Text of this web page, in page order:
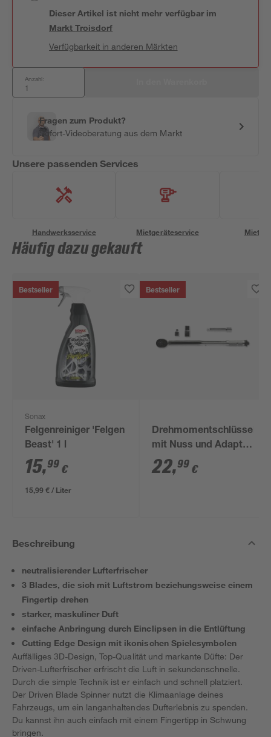
Dieser Artikel ist nicht mehr verfügbar im
MarktTroisdorf
Verfügbarkeit in anderen Märkten
Anzahl:
Fragen zum Produkt?
Sofort-Videoberatung aus dem Markt
Unsere passenden Services
Handwerksservice Mietgeräteservice
Häufig dazu gekauft
Bestseller
Sonax
Felgenreiniger 'Felgen
Beast' 1 l
15,99 €
15,99 € / Liter
Bestseller
Drehmomentschlüssel
mit Nuss und Adapter
1/2"
22,99 €
Beschreibung
neutralisierender Lufterfrischer
3 Blades, die sich mit Luftstrom beziehungsweise einem
Fingertip drehen
starker, maskuliner Duft
einfache Anbringung durch Einclipsen in die Entlüftung
Cutting Edge Design mit ikonischen Spielesymbolen
Auffälliges 3D-Design, Top-Qualität und markante Düfte: Der
Driven-Lufterfrischer erfrischt die Luft in sekundenschnelle.
Durch die simple Technik ist er einfach und schnell platziert.
Der Driven Blade Spinner nutzt die Klimaanlage deines
Fahrzeugs, um ein langanhaltendes Dufterlebnis zu spenden.
Du kannst ihn auch einfach mit einem Fingertipp in Schwung
bringen.